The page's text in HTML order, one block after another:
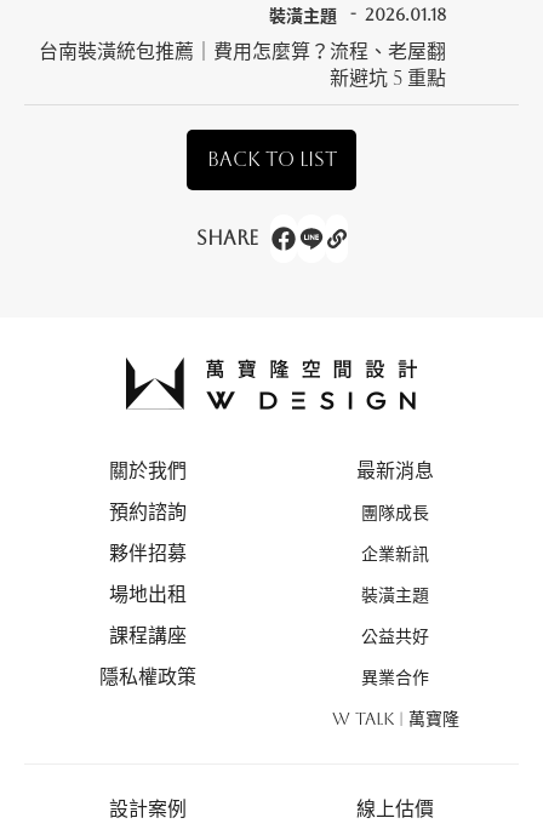
裝潢主題 2026.01.18
台南裝潢統包推薦｜費用怎麼算？流程、老屋翻
新避坑 5 重點
BACK TO LIST
Share
關於我們
預約諮詢
夥伴招募
場地出租
課程講座
隱私權政策
最新消息
團隊成長
企業新訊
裝潢主題
公益共好
異業合作
W TALK | 萬寶隆
設計案例 線上估價